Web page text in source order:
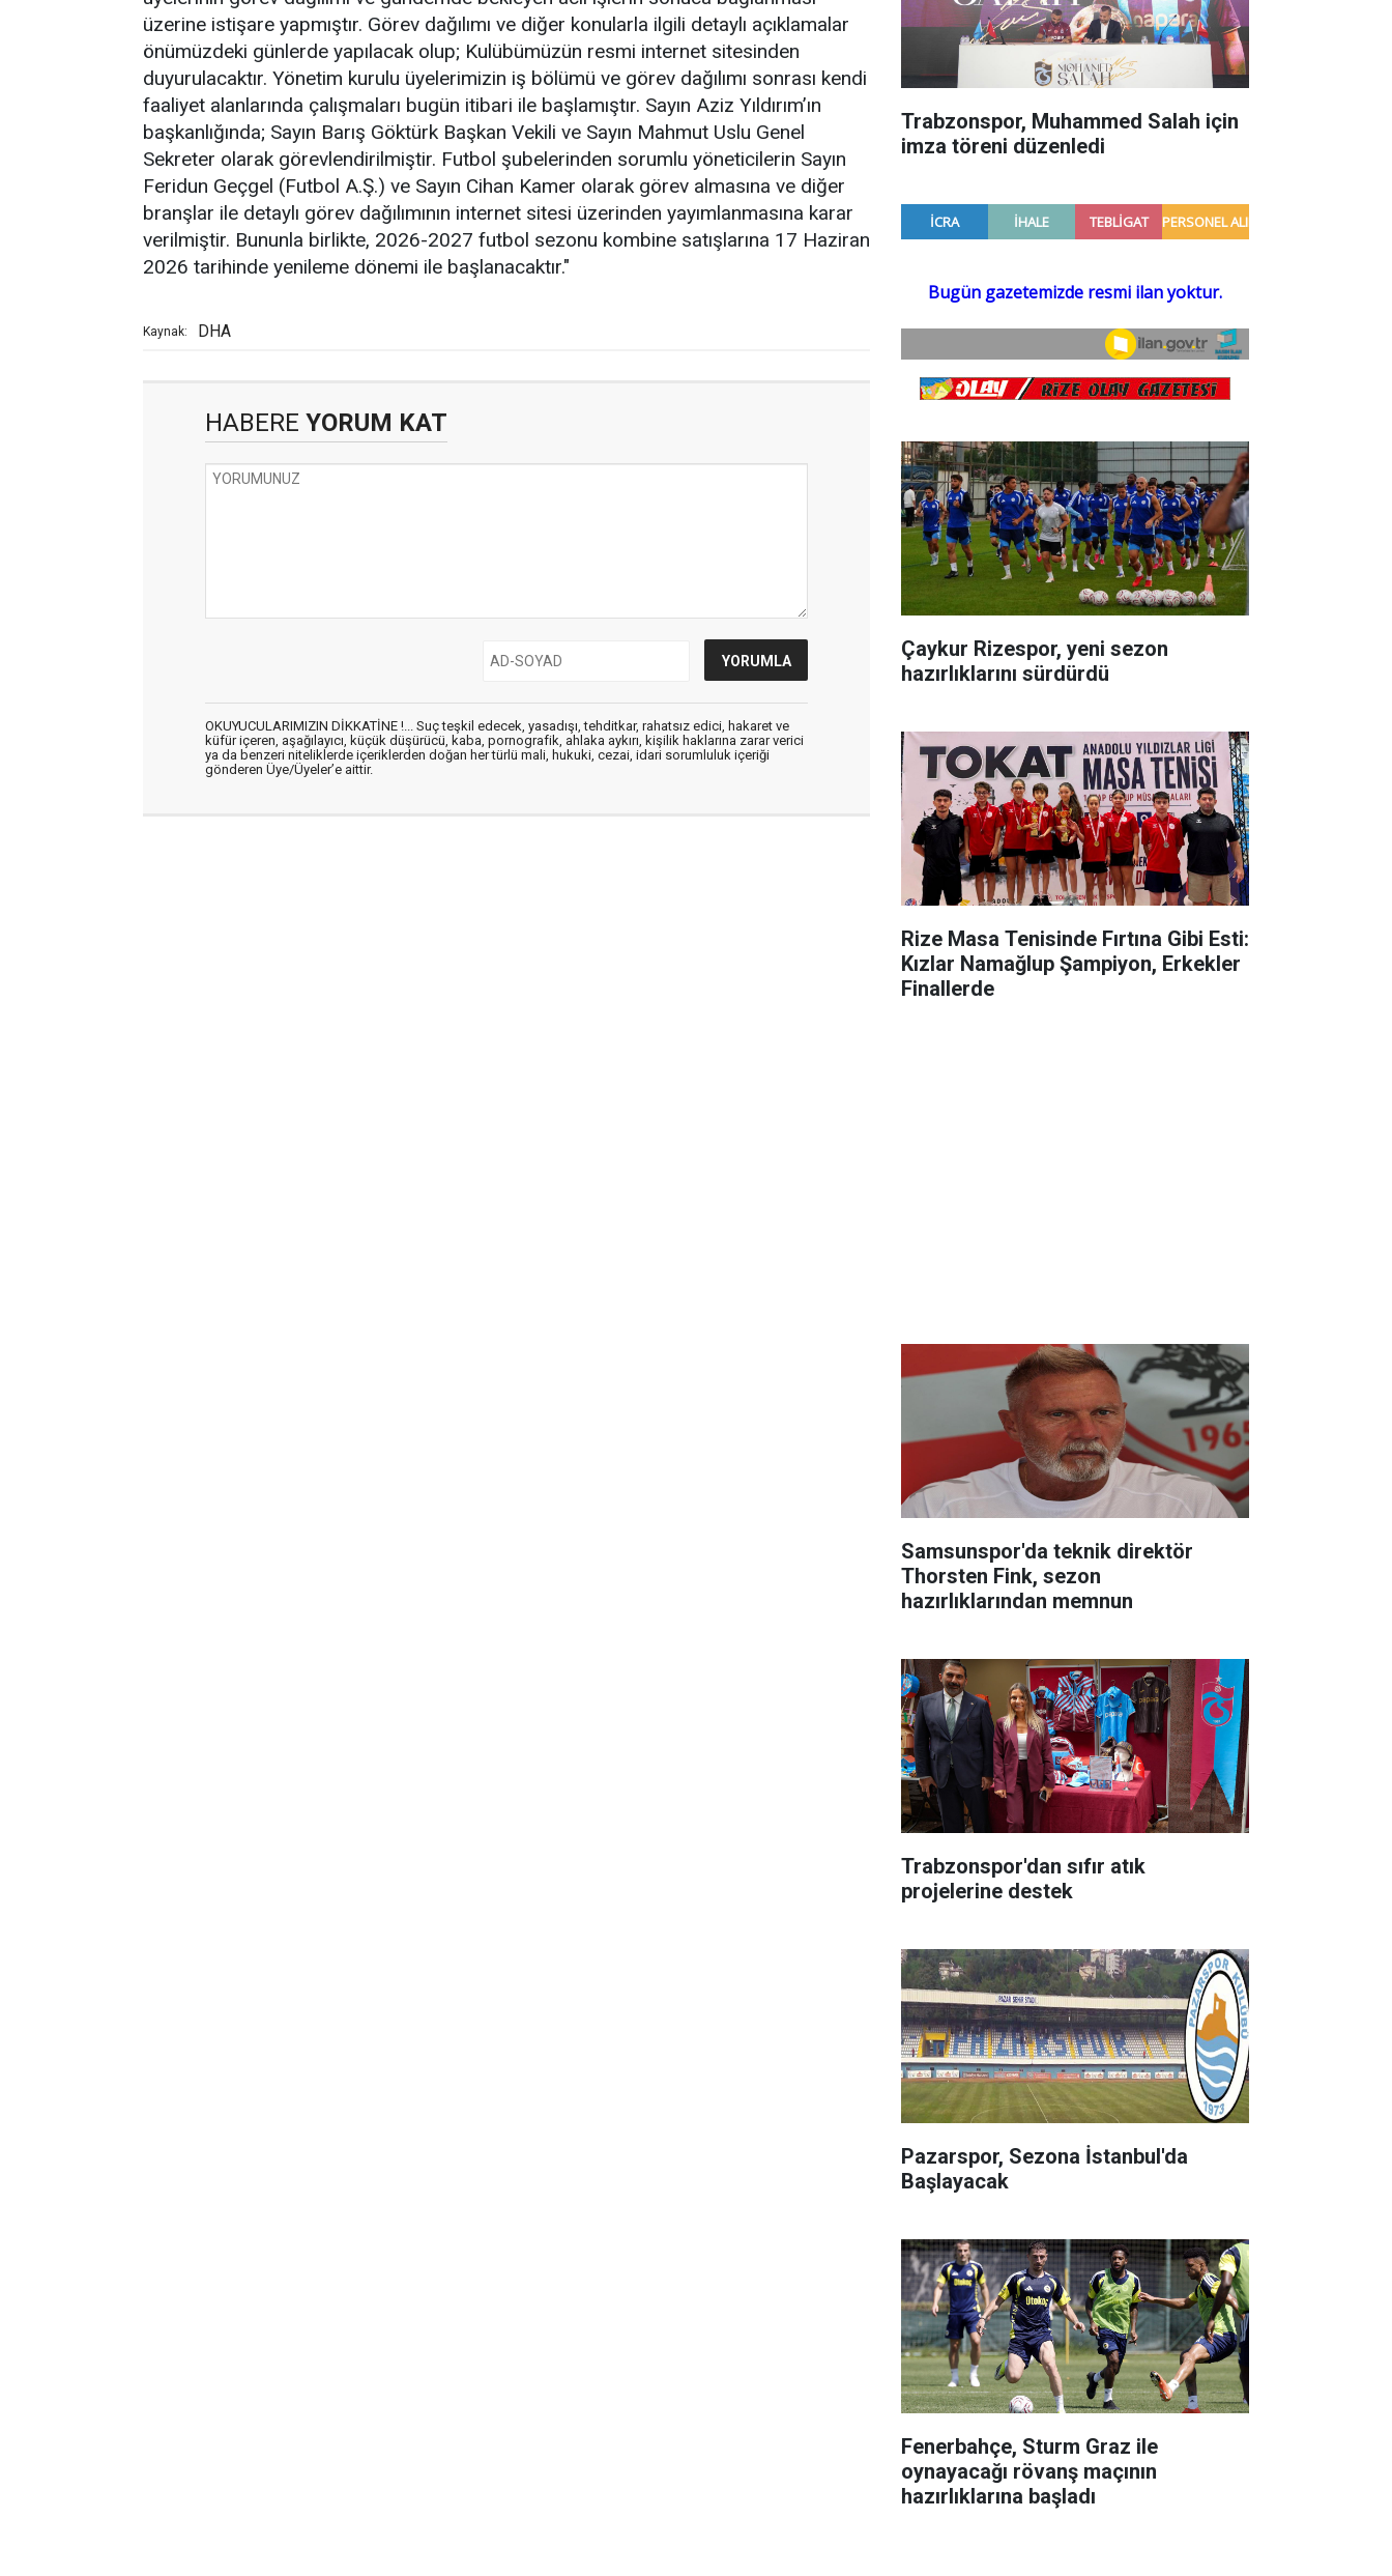
üzerine istişare yapmıştır. Görev dağılımı ve diğer konularla ilgili detaylı açıklamalar
önümüzdeki günlerde yapılacak olup; Kulübümüzün resmi internet sitesinden
duyurulacaktır. Yönetim kurulu üyelerimizin iş bölümü ve görev dağılımı sonrası kendi
faaliyet alanlarında çalışmaları bugün itibari ile başlamıştır. Sayın Aziz Yıldırım’ın
başkanlığında; Sayın Barış Göktürk Başkan Vekili ve Sayın Mahmut Uslu Genel
Sekreter olarak görevlendirilmiştir. Futbol şubelerinden sorumlu yöneticilerin Sayın
Feridun Geçgel (Futbol A.Ş.) ve Sayın Cihan Kamer olarak görev almasına ve diğer
branşlar ile detaylı görev dağılımının internet sitesi üzerinden yayımlanmasına karar
verilmiştir. Bununla birlikte, 2026-2027 futbol sezonu kombine satışlarına 17 Haziran
2026 tarihinde yenileme dönemi ile başlanacaktır."
Kaynak: DHA
HABERE YORUM KAT
OKUYUCULARIMIZIN DİKKATİNE !... Suç teşkil edecek, yasadışı, tehditkar, rahatsız edici, hakaret ve
küfür içeren, aşağılayıcı, küçük düşürücü, kaba, pornografik, ahlaka aykırı, kişilik haklarına zarar verici
ya da benzeri niteliklerde içeriklerden doğan her türlü mali, hukuki, cezai, idari sorumluluk içeriği
gönderen Üye/Üyeler’e aittir.
Trabzonspor, Muhammed Salah için
imza töreni düzenledi
Çaykur Rizespor, yeni sezon
hazırlıklarını sürdürdü
Rize Masa Tenisinde Fırtına Gibi Esti:
Kızlar Namağlup Şampiyon, Erkekler
Finallerde
Samsunspor'da teknik direktör
Thorsten Fink, sezon
hazırlıklarından memnun
Trabzonspor'dan sıfır atık
projelerine destek
Pazarspor, Sezona İstanbul'da
Başlayacak
Fenerbahçe, Sturm Graz ile
oynayacağı rövanş maçının
hazırlıklarına başladı